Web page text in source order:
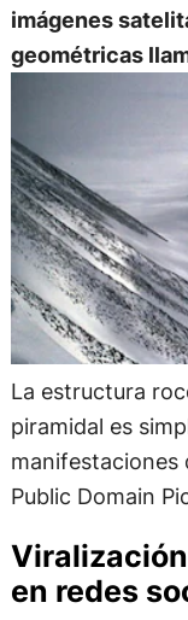
imágenes
geométricas
La estructura
piramidal es
manifestaciones
Public Domain
en redes